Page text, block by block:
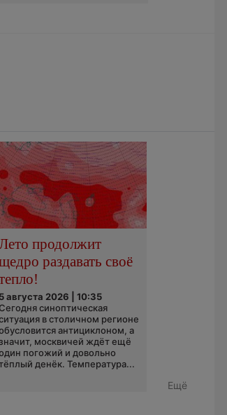
продолжит
раздавать своё
5 августа 2026 | 10:35
Сегодня синоптическая
в столичном регионе
антициклоном, а
москвичей ждёт ещё
погожий и довольно
денёк. Температура...
Ещё